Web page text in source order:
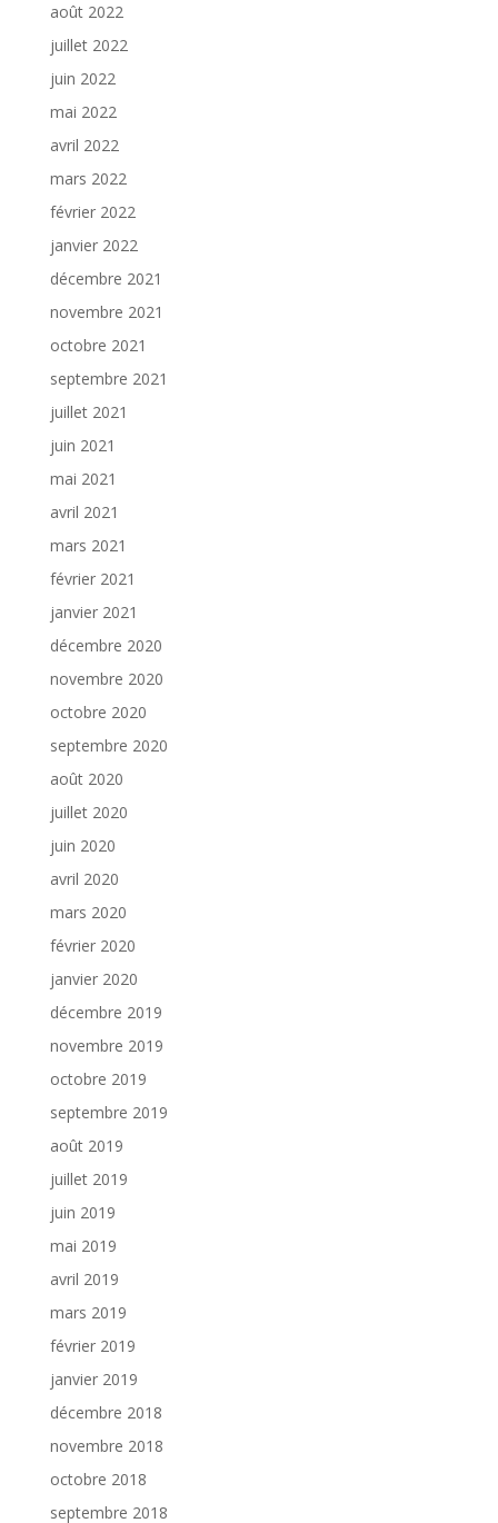
août 2022
juillet 2022
juin 2022
mai 2022
avril 2022
mars 2022
février 2022
janvier 2022
décembre 2021
novembre 2021
octobre 2021
septembre 2021
juillet 2021
juin 2021
mai 2021
avril 2021
mars 2021
février 2021
janvier 2021
décembre 2020
novembre 2020
octobre 2020
septembre 2020
août 2020
juillet 2020
juin 2020
avril 2020
mars 2020
février 2020
janvier 2020
décembre 2019
novembre 2019
octobre 2019
septembre 2019
août 2019
juillet 2019
juin 2019
mai 2019
avril 2019
mars 2019
février 2019
janvier 2019
décembre 2018
novembre 2018
octobre 2018
septembre 2018